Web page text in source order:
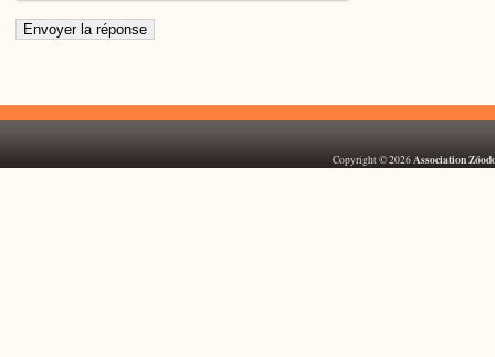
Copyright © 2026 Association